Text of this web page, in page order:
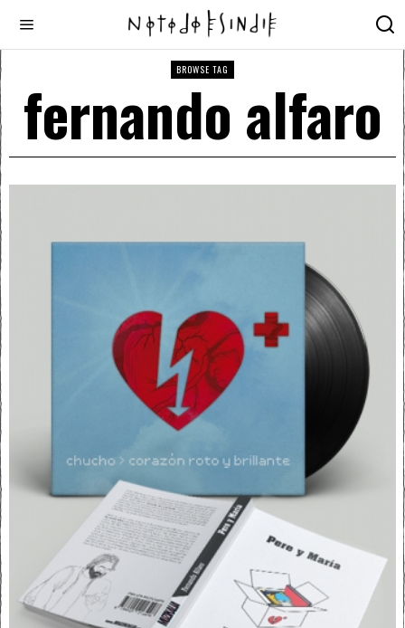
BROWSE TAG
fernando alfaro